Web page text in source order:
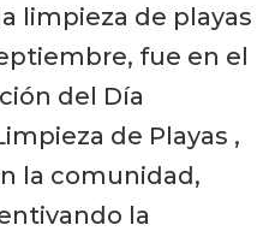
limpieza de playas
fue en el
del Día
de Playas ,
la comunidad,
la